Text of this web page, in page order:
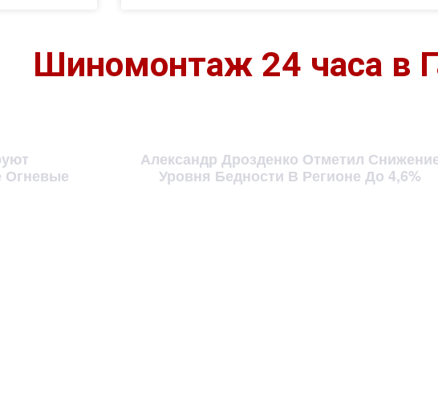
Шиномонтаж 24 часа в
Александр Дрозденко Отметил
Уровня Бедности В Регионе До 4,6%